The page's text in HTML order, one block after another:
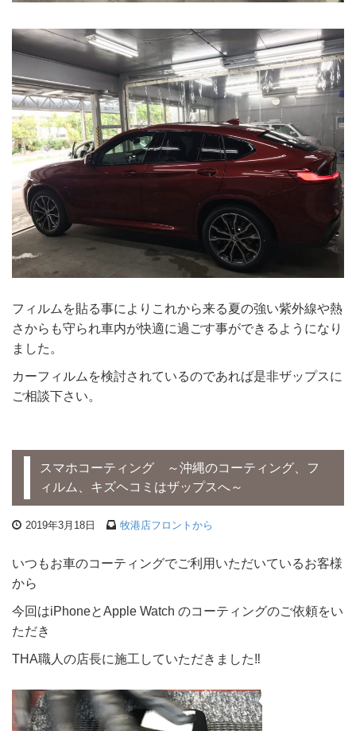
フィルムを貼る事によりこれから来る夏の強い紫外線や熱
さからも守られ車内が快適に過ごす事ができるようになり
ました。
カーフィルムを検討されているのであれば是非ザップスに
ご相談下さい。
スマホコーティング ～沖縄のコーティング、フ
ィルム、キズヘコミはザップスへ～
2019年3月18日 牧港店フロントから
いつもお車のコーティングでご利用いただいているお客様
から
今回はiPhoneとApple Watch のコーティングのご依頼をい
ただき
THA職人の店長に施工していただきました‼